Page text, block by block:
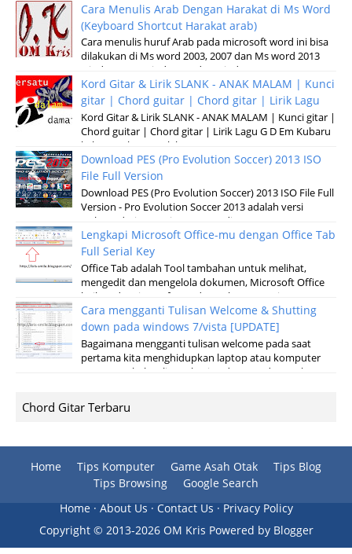
Cara Menulis Arab Dengan Harakat di Ms Word
(Keyboard Shortcut Harakat arab)
Cara menulis huruf Arab pada microsoft word ini bisa
dilakukan di Ms word 2003, 2007 dan Ms word 2013
windows XP, Windows 7 dan windows v...
Kord Gitar & Lirik SLANK - ANAK MALAM | Kunci
gitar | Chord guitar | Chord gitar | Lirik Lagu
Kord Gitar & Lirik SLANK - ANAK MALAM | Kunci gitar |
Chord guitar | Chord gitar | Lirik Lagu G D Em Kubaru
keluar malam Setelah sun...
Download PES (Pro Evolution Soccer) 2013 ISO
File Full Version
Download PES (Pro Evolution Soccer) 2013 ISO File Full
Version - Pro Evolution Soccer 2013 adalah versi
terbaru dari permainan pertandinga...
Lengkapi Microsoft Office-mu dengan Office Tab
Full Serial Key
Office Tab adalah Tool tambahan untuk melihat,
mengedit dan mengelola dokumen, Microsoft Office
baik pada microsoft Word, Excel, Powerpoint...
Cara mengganti Tulisan Welcome & Shutting
down pada windows 7/vista [UPDATE]
Bagaimana mengganti tulisan welcome pada saat
pertama kita menghidupkan laptop atau komputer
serta merubah tulisan shuting down pada saat k...
Chord Gitar Terbaru
Home Tips Komputer Game Asah Otak
Tips Blog
Tips Browsing
Google Search
Home· About Us · Contact Us · Privacy Policy
Copyright © 2013-2026 OM Kris Powered by Blogger